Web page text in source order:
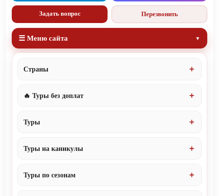
Задать вопрос Перезвонить
☰ Меню сайта
Страны
🔥 Туры без доплат
Туры
Туры на каникулы
Туры по сезонам